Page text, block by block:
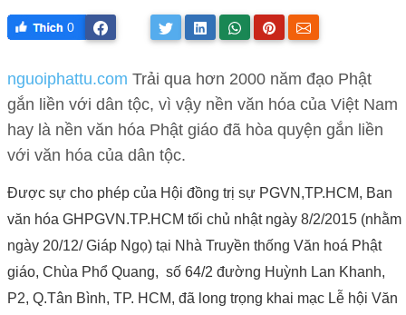
0
nguoiphattu.com Trải qua hơn 2000 năm đạo Phật
gắn liền với dân tộc, vì vậy nền văn hóa của Việt Nam
hay là nền văn hóa Phật giáo đã hòa quyện gắn liền
với văn hóa của dân tộc.
Được sự cho phép của Hội đồng trị sự PGVN,TP.HCM, Ban
văn hóa GHPGVN.TP.HCM tối chủ nhật ngày 8/2/2015 (nhằm
ngày 20/12/ Giáp Ngọ) tại Nhà Truyền thống Văn hoá Phật
giáo, Chùa Phổ Quang, số 64/2 đường Huỳnh Lan Khanh,
P2, Q.Tân Bình, TP. HCM, đã long trọng khai mạc Lễ hội Văn